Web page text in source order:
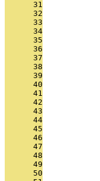
      31
      32
      33
      34
      35
      36
      37
      38
      39
      40
      41
      42
      43
      44
      45
      46
      47
      48
      49
      50